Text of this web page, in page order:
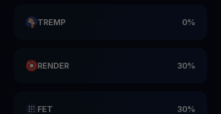
TREMP 0%
RENDER 30%
FET 30%